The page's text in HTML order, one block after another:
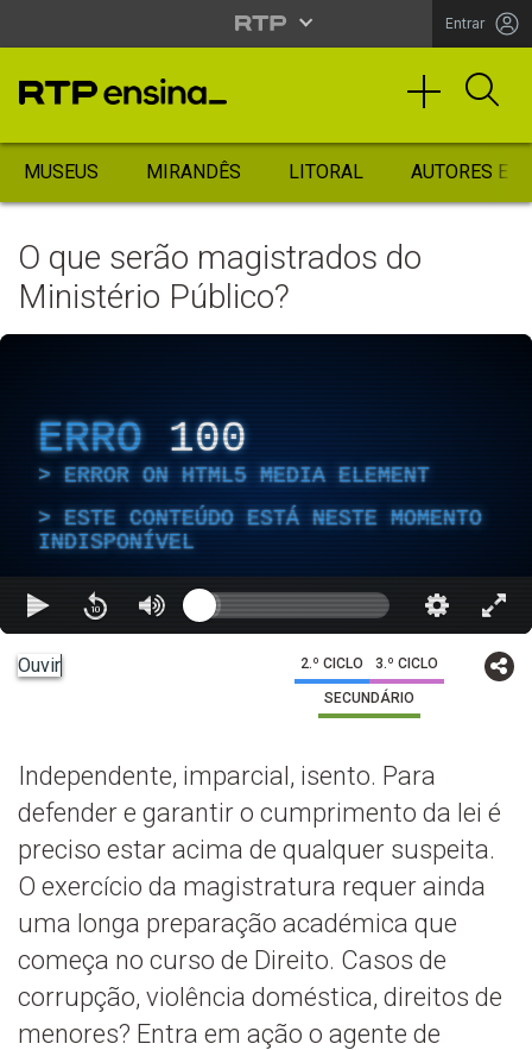
Entrar
MUSEUS MIRANDÊS LITORAL AUTORES
O que serão magistrados do
Ministério Público?
ERRO 100
ERROR ON HTML5 MEDIA ELEMENT
ESTE CONTEÚDO ESTÁ NESTE MOMENTO
INDISPONÍVEL
Ouvir 2.º CICLO 3.º CICLO
SECUNDÁRIO
Independente, imparcial, isento. Para
defender e garantir o cumprimento da lei é
preciso estar acima de qualquer suspeita.
O exercício da magistratura requer ainda
uma longa preparação académica que
começa no curso de Direito. Casos de
corrupção, violência doméstica, direitos de
menores? Entra em ação o agente de